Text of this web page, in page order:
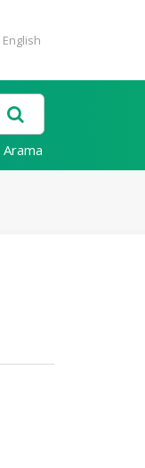
English
Arama